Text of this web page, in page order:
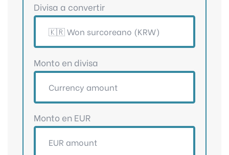
Divisa a convertir
Monto en divisa
Monto en EUR